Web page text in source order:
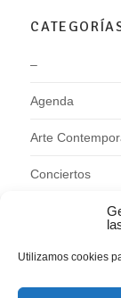
Utilizamos cookies
–
Agenda
Arte
Conciertos